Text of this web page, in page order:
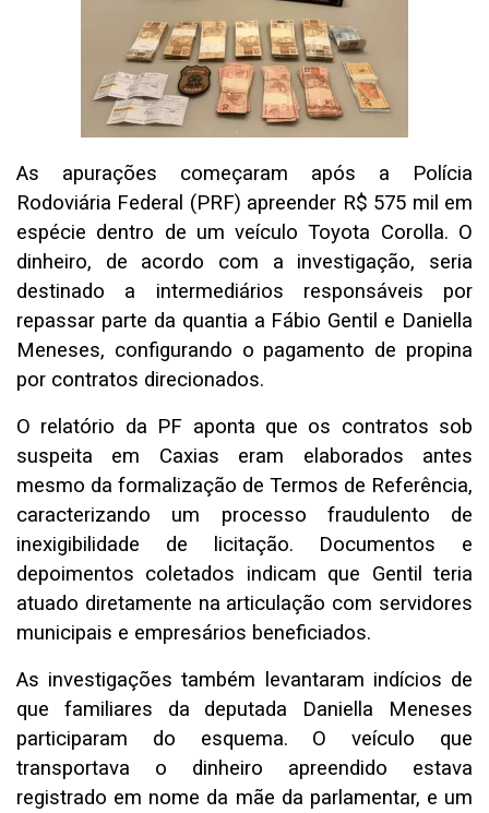
As apurações começaram após a Polícia
Rodoviária Federal (PRF) apreender R$ 575 mil em
espécie dentro de um veículo Toyota Corolla. O
dinheiro, de acordo com a investigação, seria
destinado a intermediários responsáveis por
repassar parte da quantia a Fábio Gentil e Daniella
Meneses, configurando o pagamento de propina
por contratos direcionados.
O relatório da PF aponta que os contratos sob
suspeita em Caxias eram elaborados antes
mesmo da formalização de Termos de Referência,
caracterizando um processo fraudulento de
inexigibilidade de licitação. Documentos e
depoimentos coletados indicam que Gentil teria
atuado diretamente na articulação com servidores
municipais e empresários beneficiados.
As investigações também levantaram indícios de
que familiares da deputada Daniella Meneses
participaram do esquema. O veículo que
transportava o dinheiro apreendido estava
registrado em nome da mãe da parlamentar, e um